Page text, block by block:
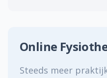
Online
Steeds meer